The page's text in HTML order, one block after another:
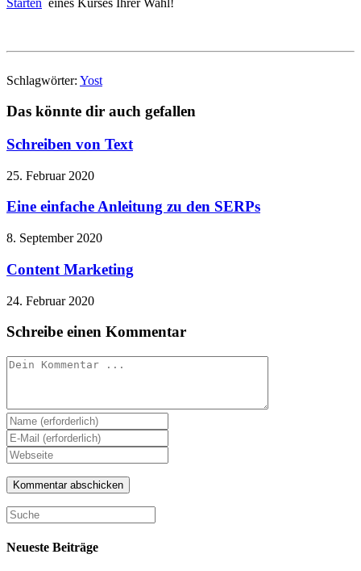
Schlagwörter: Yost
Das könnte dir auch gefallen
Schreiben von Text
25. Februar 2020
Eine einfache Anleitung zu den SERPs
8. September 2020
Content Marketing
24. Februar 2020
Schreibe einen Kommentar
Kommentieren
Gib
deinen
Namen
oder
Benutzernamen
zum
Kommentieren
ein
Gib
deine
E-
Mail-
Adresse
zum
Kommentieren
Gib
deine
Website-
URL
ein
(optional)
Neueste Beiträge